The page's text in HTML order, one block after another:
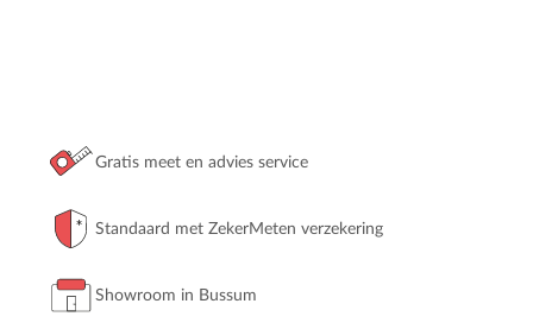
Gratis meet en advies service
Standaard met ZekerMeten verzekering
Showroom in Bussum